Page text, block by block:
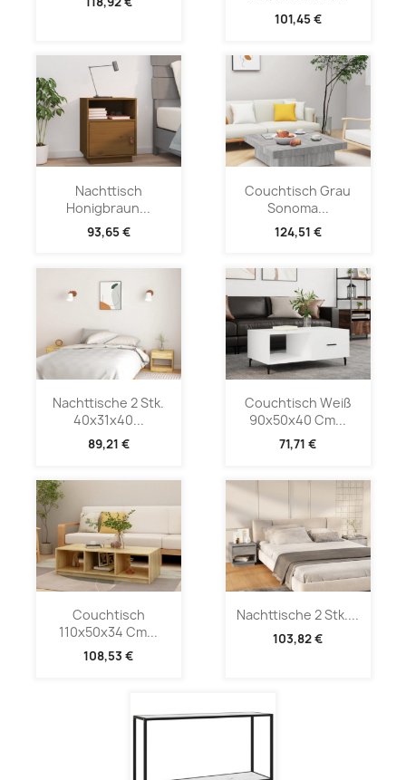
101,45 €
Nachttisch
Honigbraun...
93,65 €
Couchtisch Grau
Sonoma...
124,51 €
Nachttische 2 Stk.
40x31x40...
89,21 €
Couchtisch Weiß
90x50x40 Cm...
71,71 €
Couchtisch
110x50x34 Cm...
108,53 €
Nachttische 2 Stk....
103,82 €